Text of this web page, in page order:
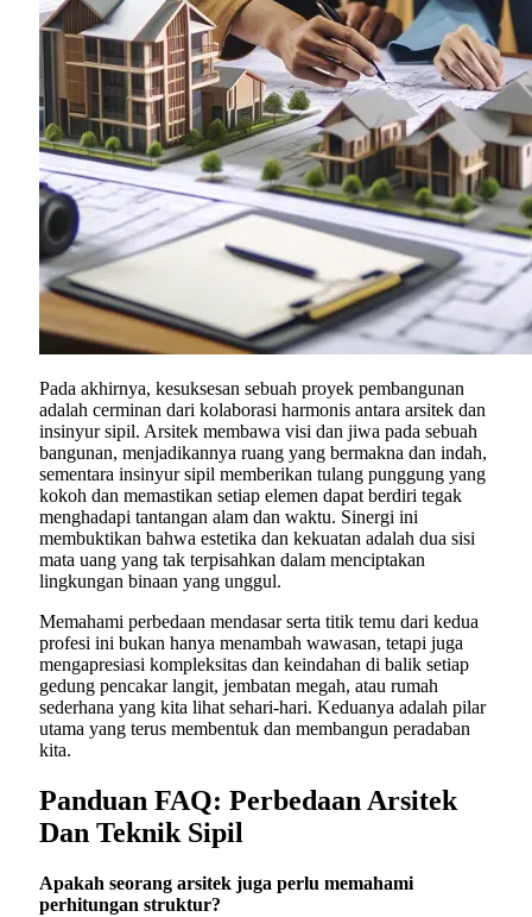
Pada akhirnya, kesuksesan sebuah proyek pembangunan
adalah cerminan dari kolaborasi harmonis antara arsitek dan
insinyur sipil. Arsitek membawa visi dan jiwa pada sebuah
bangunan, menjadikannya ruang yang bermakna dan indah,
sementara insinyur sipil memberikan tulang punggung yang
kokoh dan memastikan setiap elemen dapat berdiri tegak
menghadapi tantangan alam dan waktu. Sinergi ini
membuktikan bahwa estetika dan kekuatan adalah dua sisi
mata uang yang tak terpisahkan dalam menciptakan
lingkungan binaan yang unggul.
Memahami perbedaan mendasar serta titik temu dari kedua
profesi ini bukan hanya menambah wawasan, tetapi juga
mengapresiasi kompleksitas dan keindahan di balik setiap
gedung pencakar langit, jembatan megah, atau rumah
sederhana yang kita lihat sehari-hari. Keduanya adalah pilar
utama yang terus membentuk dan membangun peradaban
kita.
Panduan FAQ: Perbedaan Arsitek
Dan Teknik Sipil
Apakah seorang arsitek juga perlu memahami
perhitungan struktur?